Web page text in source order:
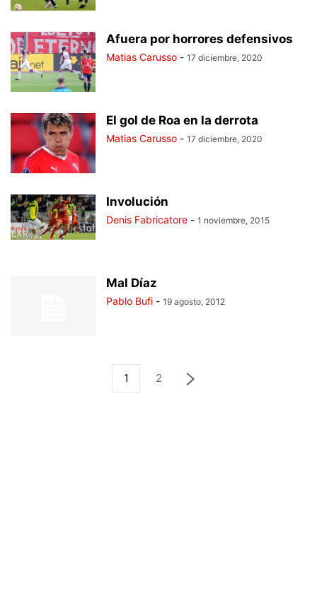
Afuera por horrores defensivos
Matias Carusso - 17 diciembre, 2020
El gol de Roa en la derrota
Matias Carusso - 17 diciembre, 2020
Involución
Denis Fabricatore - 1 noviembre, 2015
Mal Díaz
Pablo Bufi - 19 agosto, 2012
1 2